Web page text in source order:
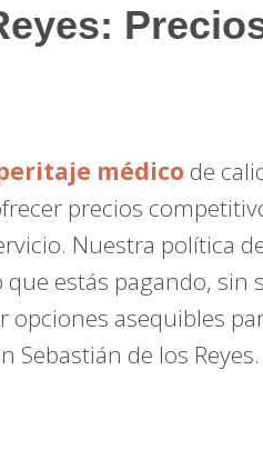
médico de
precios
Nuestra política
estás pagando, sin
asequibles
Sebastián de los Reyes.